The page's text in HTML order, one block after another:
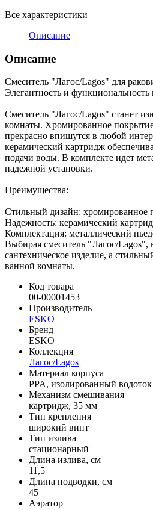
Все характеристики
Описание
Описание
Смеситель "Лагос/Lagos" для
Элегантность и функциональность
Смеситель "Лагос/Lagos" станет
комнаты. Хромированное
прекрасно впишутся в любой
керамический картридж
подачи воды. В комплекте идет
надежной установки.
Преимущества:
Стильный дизайн: хромированное
Надежность: керамический
Комплектация: металлический
Выбирая смеситель "Лагос/Lagos",
сантехническое изделие, а
ванной комнаты.
Код товара
00-00001453
Производитель
ESKO
Бренд
ESKO
Коллекция
Лагос/Lagos
Материал корпуса
PPA, изолированный водоток
Механизм смешивания
картридж, 35 мм
Тип крепления
широкий винт
Тип излива
стационарный
Длина излива, см
11,5
Длина подводки, см
45
Аэратор